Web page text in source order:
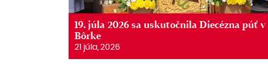
19. júla 2026 sa uskutočnila Diecézna púť v
Bôrke
21 júla, 2026